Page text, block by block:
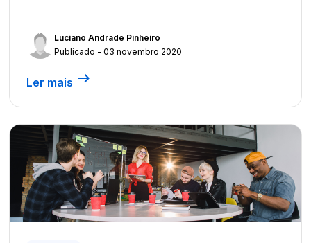
Luciano Andrade Pinheiro
Publicado - 03 novembro 2020
Ler mais arrow_right_alt